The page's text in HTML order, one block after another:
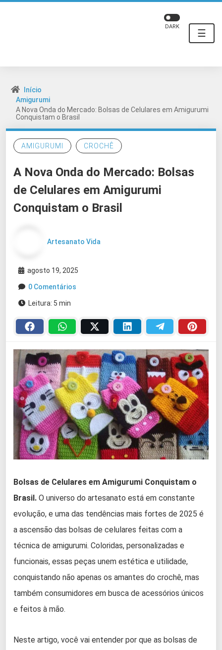
☰
DARK
Início
Amigurumi
A Nova Onda do Mercado: Bolsas de Celulares em Amigurumi
Conquistam o Brasil
AMIGURUMI CROCHÊ
A Nova Onda do Mercado: Bolsas
de Celulares em Amigurumi
Conquistam o Brasil
Artesanato Vida
agosto 19, 2025
0 Comentários
Leitura: 5 min
Bolsas de Celulares em Amigurumi Conquistam o
Brasil. O universo do artesanato está em constante
evolução, e uma das tendências mais fortes de 2025 é
a ascensão das bolsas de celulares feitas com a
técnica de amigurumi. Coloridas, personalizadas e
funcionais, essas peças unem estética e utilidade,
conquistando não apenas os amantes do crochê, mas
também consumidores em busca de acessórios únicos
e feitos à mão.
Neste artigo, você vai entender por que as bolsas de